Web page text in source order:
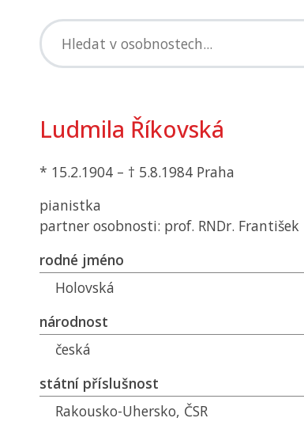
Ludmila Říkovská
* 15.2.1904 – † 5.8.1984 Praha
pianistka
partner osobnosti: prof. RNDr. František
rodné jméno
Holovská
národnost
česká
státní příslušnost
Rakousko-Uhersko, ČSR